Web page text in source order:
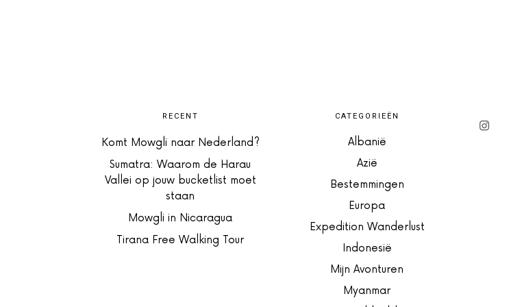
RECENT
Komt Mowgli naar Nederland?
Sumatra: Waarom de Harau
Vallei op jouw bucketlist moet
staan
Mowgli in Nicaragua
Tirana Free Walking Tour
CATEGORIEËN
Albanië
Azië
Bestemmingen
Europa
Expedition Wanderlust
Indonesië
Mijn Avonturen
Myanmar